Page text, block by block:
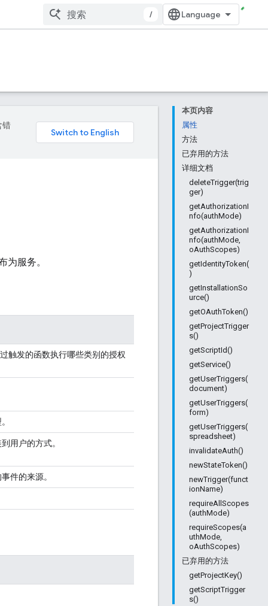
/
本页内容
属性
方法
已弃用的方法
详细文档
deleteTrigger(trig
ger)
getAuthorizationI
nfo(authMode)
getAuthorizationI
nfo(authMode,
oAuthScopes)
getIdentityToken(
)
getInstallationSo
urce()
getOAuthToken()
getProjectTrigger
s()
getScriptId()
getService()
getUserTriggers(
document)
getUserTriggers(
form)
getUserTriggers(
spreadsheet)
invalidateAuth()
newStateToken()
newTrigger(funct
ionName)
requireAllScopes
(authMode)
requireScopes(a
uthMode,
oAuthScopes)
已弃用的方法
getProjectKey()
getScriptTrigger
s()
错
为服务。
触发的函数执行哪些类别的授权
用户的方式。
件的来源。